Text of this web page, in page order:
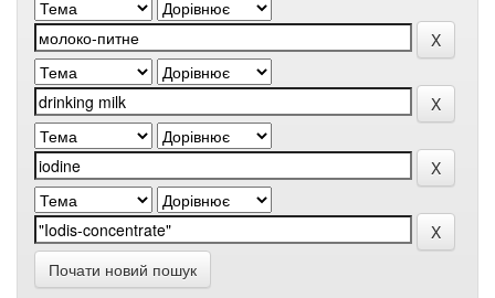
Почати новий пошук